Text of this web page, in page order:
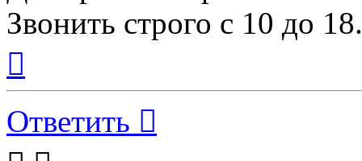
Звонить строго с 10 до
началу
Ответить